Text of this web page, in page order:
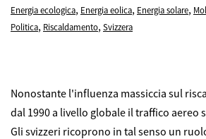
Energia ecologica, Energia eolica, Energia solare,
Politica, Riscaldamento, Svizzera
Nonostante l'influenza massiccia sul
dal 1990 a livello globale il traffico aereo
Gli svizzeri ricoprono in tal senso un